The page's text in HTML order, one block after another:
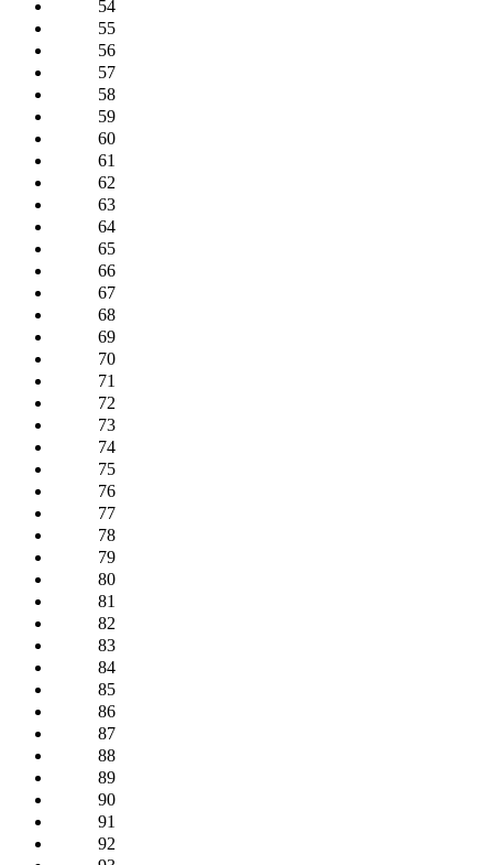
54
55
56
57
58
59
60
61
62
63
64
65
66
67
68
69
70
71
72
73
74
75
76
77
78
79
80
81
82
83
84
85
86
87
88
89
90
91
92